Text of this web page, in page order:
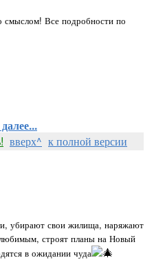
смыслом! Все подробности по
вверх^ к полной версии
убирают свои жилища, наряжают
строят планы на Новый
в ожидании чуда